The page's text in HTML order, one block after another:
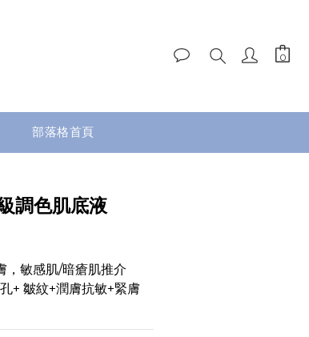
部落格首頁
調色肌底液
，敏感肌/暗瘡肌推介
+ 皺紋+潤膚抗敏+緊膚